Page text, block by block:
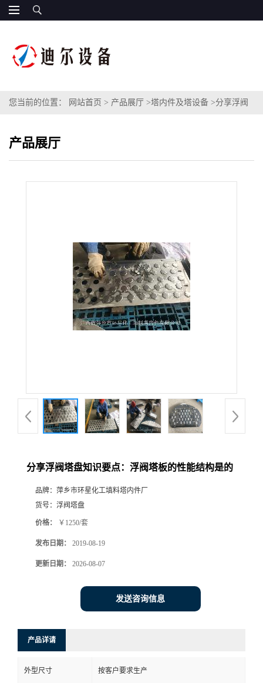
您当前的位置： 网站首页 > 产品展厅 >塔内件及塔设备 >分享浮阀
产品展厅
分享浮阀塔盘知识要点：浮阀塔板的性能结构是的
品牌： 萍乡市环星化工填料塔内件厂
货号： 浮阀塔盘
价格： ￥1250/套
发布日期： 2019-08-19
更新日期： 2026-08-07
发送咨询信息
产品详请
外型尺寸 按客户要求生产